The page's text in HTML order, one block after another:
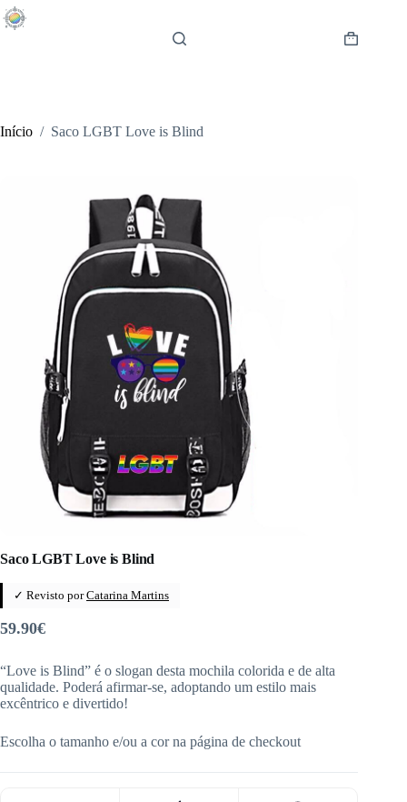
Pular
para
Carrinho
Início / Saco LGBT Love is Blind
Saco LGBT Love is Blind
✓ Revisto porCatarina Martins
59.90€
“Love is Blind” é o slogan desta mochila colorida e de alta
qualidade. Poderá afirmar-se, adoptando um estilo mais
excêntrico e divertido!
Escolha o tamanho e/ou a cor na página de checkout